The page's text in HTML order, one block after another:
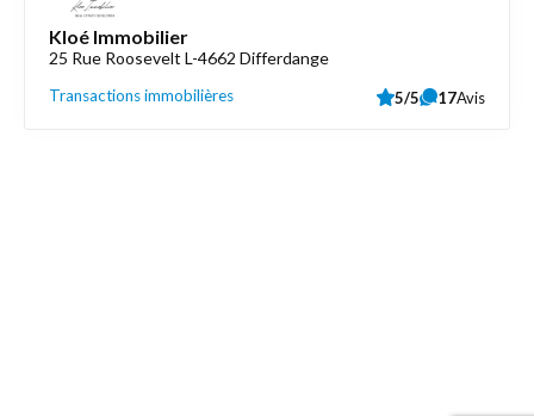
Kloé Immobilier
25 Rue Roosevelt L-4662 Differdange
Transactions immobilières 5/5 17Avis